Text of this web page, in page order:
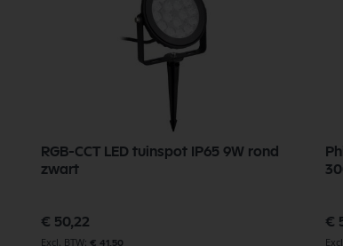
RGB-CCT LED tuinspot IP65 9W rond
zwart
€ 50,22
€ 41,50
€